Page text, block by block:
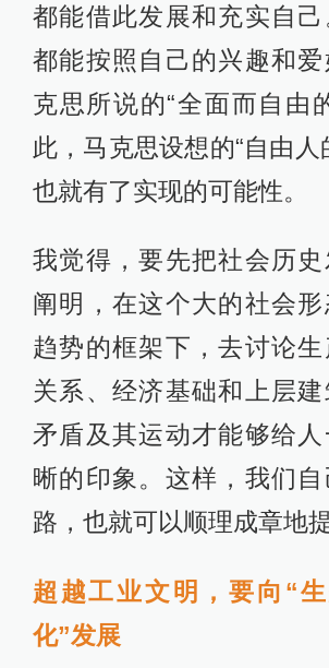
都能借此发展和充实自
都能按照自己的兴趣和爱
克思所说的“全面而自由
此，马克思设想的“自由人
也就有了实现的可能性。
我觉得，要先把社会历
阐明，在这个大的社会
趋势的框架下，去讨论
关系、经济基础和上层
矛盾及其运动才能够给
晰的印象。这样，我们
路，也就可以顺理成章地提
超越工业文明，要向“
化”发展